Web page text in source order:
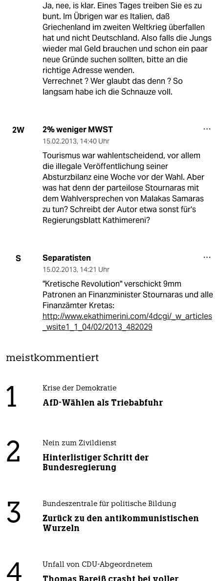
Ja, nee, is klar. Eines Tages treiben Sie es zu
bunt. Im Übrigen war es Italien, daß
Griechenland im zweiten Weltkrieg überfallen
hat und nicht Deutschland. Also falls die Jungs
wieder mal Geld brauchen und schon ein paar
neue Gründe suchen sollten, bitte an die
richtige Adresse wenden.
Verrechnet ? Wer glaubt das denn ? So
langsam habe ich die Schnauze voll.
2W 2% weniger MWST
15.02.2013, 14:40 Uhr
Tourismus war wahlentscheidend, vor allem
die illegale Veröffentlichung seiner
Absturzbilanz eine Woche vor der Wahl. Aber
was hat denn der parteilose Stournaras mit
dem Wahlversprechen von Malakas Samaras
zu tun? Schreibt der Autor etwa sonst für's
Regierungsblatt Kathimereni?
S Separatisten
15.02.2013, 14:21 Uhr
"Kretische Revolution" verschickt 9mm
Patronen an Finanzminister Stournaras und alle
Finanzämter Kretas:
http://www.ekathimerini.com/4dcgi/_w_articles
_wsite1_1_04/02/2013_482029
meistkommentiert
1 Krise der Demokratie
AfD-Wählen als Triebabfuhr
2 Nein zum Zivildienst
Hinterlistiger Schritt der
Bundesregierung
3 Bundeszentrale für politische Bildung
Zurück zu den antikommunistischen
Wurzeln
Unfall von CDU-Abgeordnetem